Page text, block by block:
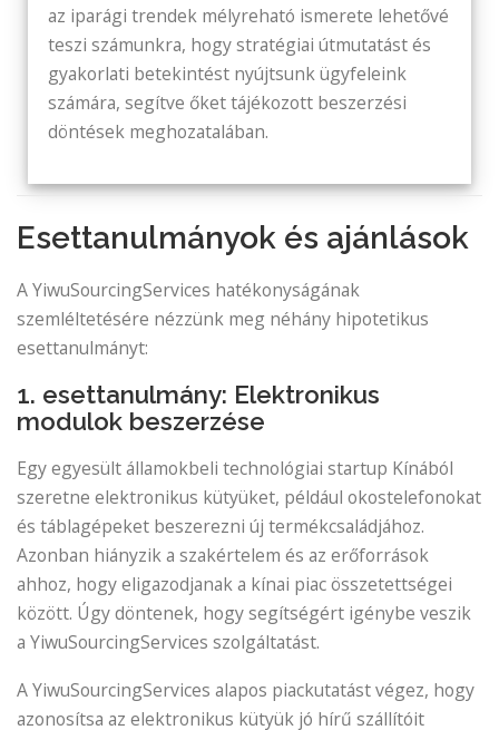
az iparági trendek mélyreható ismerete lehetővé
teszi számunkra, hogy stratégiai útmutatást és
gyakorlati betekintést nyújtsunk ügyfeleink
számára, segítve őket tájékozott beszerzési
döntések meghozatalában.
Esettanulmányok és ajánlások
A YiwuSourcingServices hatékonyságának
szemléltetésére nézzünk meg néhány hipotetikus
esettanulmányt:
1. esettanulmány: Elektronikus
modulok beszerzése
Egy egyesült államokbeli technológiai startup Kínából
szeretne elektronikus kütyüket, például okostelefonokat
és táblagépeket beszerezni új termékcsaládjához.
Azonban hiányzik a szakértelem és az erőforrások
ahhoz, hogy eligazodjanak a kínai piac összetettségei
között. Úgy döntenek, hogy segítségért igénybe veszik
a YiwuSourcingServices szolgáltatást.
A YiwuSourcingServices alapos piackutatást végez, hogy
azonosítsa az elektronikus kütyük jó hírű szállítóit